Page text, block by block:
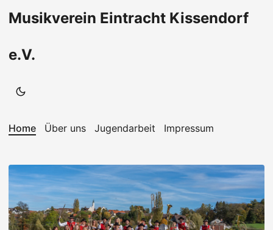
Musikverein Eintracht Kissendorf
e.V.
Home Über uns Jugendarbeit Impressum